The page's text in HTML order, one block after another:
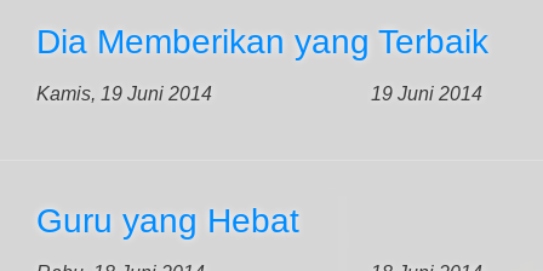
Dia Memberikan yang Terbaik
Kamis, 19 Juni 2014 19 Juni 2014
Guru yang Hebat